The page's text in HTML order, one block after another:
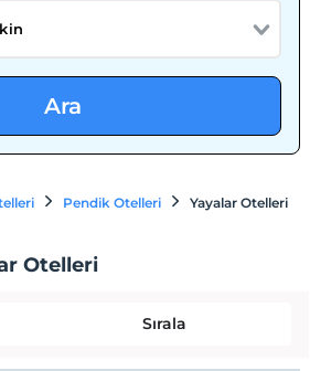
Ara
Pendik Otelleri Yayalar Otelleri
Otelleri
Sırala